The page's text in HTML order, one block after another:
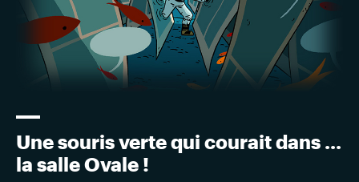
Une souris verte qui courait dans ...
la salle Ovale !